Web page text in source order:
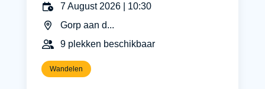
7 August 2026 | 10:30
Gorp aan d...
9 plekken beschikbaar
Wandelen